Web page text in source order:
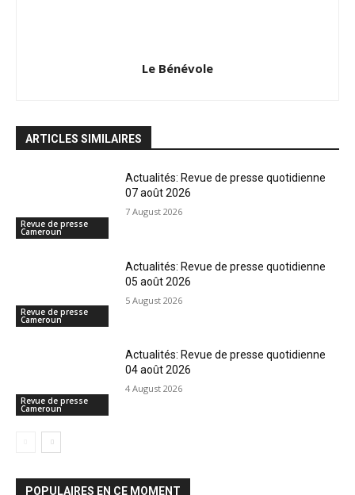
Le Bénévole
ARTICLES SIMILAIRES
Revue de presse
Cameroun
Actualités: Revue de presse quotidienne
07 août 2026
7 August 2026
Revue de presse
Cameroun
Actualités: Revue de presse quotidienne
05 août 2026
5 August 2026
Revue de presse
Cameroun
Actualités: Revue de presse quotidienne
04 août 2026
4 August 2026
POPULAIRES EN CE MOMENT